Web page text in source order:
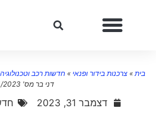
»צרכנות בידור ופנאי»חדשות רכב וטכנולוגיה»
דני בר מס' 14/2023
דצמבר 31, 2023